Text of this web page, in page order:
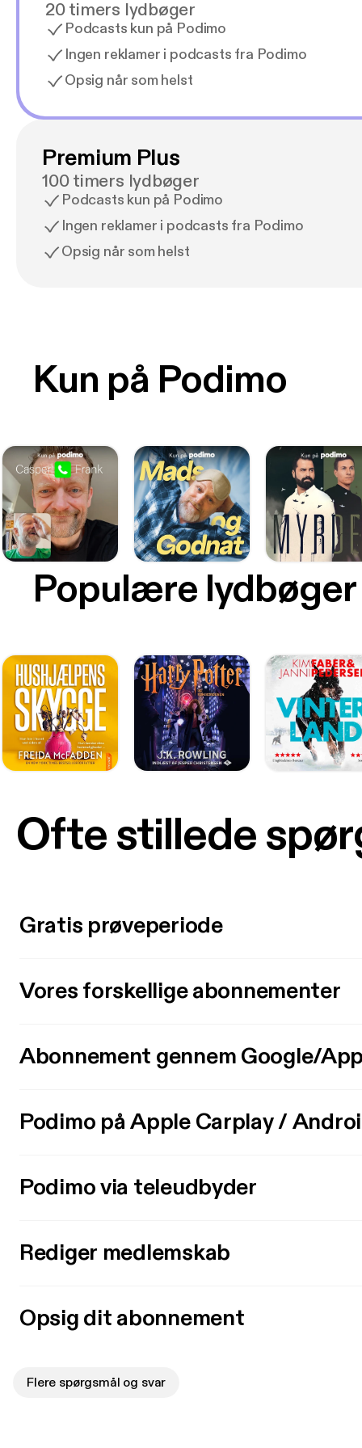
20 timers lydbøger
Podcasts kun på Podimo
Ingen reklamer i podcasts fra Podimo
Opsig når som helst
Premium Plus
100 timers lydbøger
Podcasts kun på Podimo
Ingen reklamer i podcasts fra Podimo
Opsig når som helst
Kun på Podimo
Populære lydbøger
Ofte stillede
Gratis prøveperiode
Vores forskellige abonnementer
Abonnement gennem Google/
Podimo på Apple Carplay /
Podimo via teleudbyder
Rediger medlemskab
Opsig dit abonnement
Flere spørgsmål og svar